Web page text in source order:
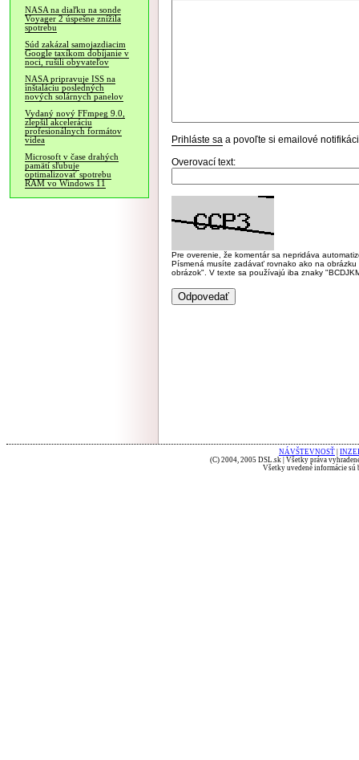
NASA na diaľku na sonde
Voyager 2 úspešne znížila
spotrebu
Súd zakázal samojazdiacim
Google taxíkom dobíjanie v
noci, rušili obyvateľov
NASA pripravuje ISS na
inštaláciu posledných
nových solárnych panelov
Vydaný nový FFmpeg 9.0,
zlepšil akceleráciu
profesionálnych formátov
videa
Microsoft v čase drahých
pamätí sľubuje
optimalizovať spotrebu
RAM vo Windows 11
Prihláste sa a povoľte si emailové
Overovací text:
Pre overenie, že komentár sa nepridáva
Písmená musíte zadávať rovnako ako na
obrázok". V texte sa používajú iba znaky
NÁVŠTEVNOSŤ
(C) 2004, 2005 DSL.sk | Všetky práva
Všetky uvedené informácie sú